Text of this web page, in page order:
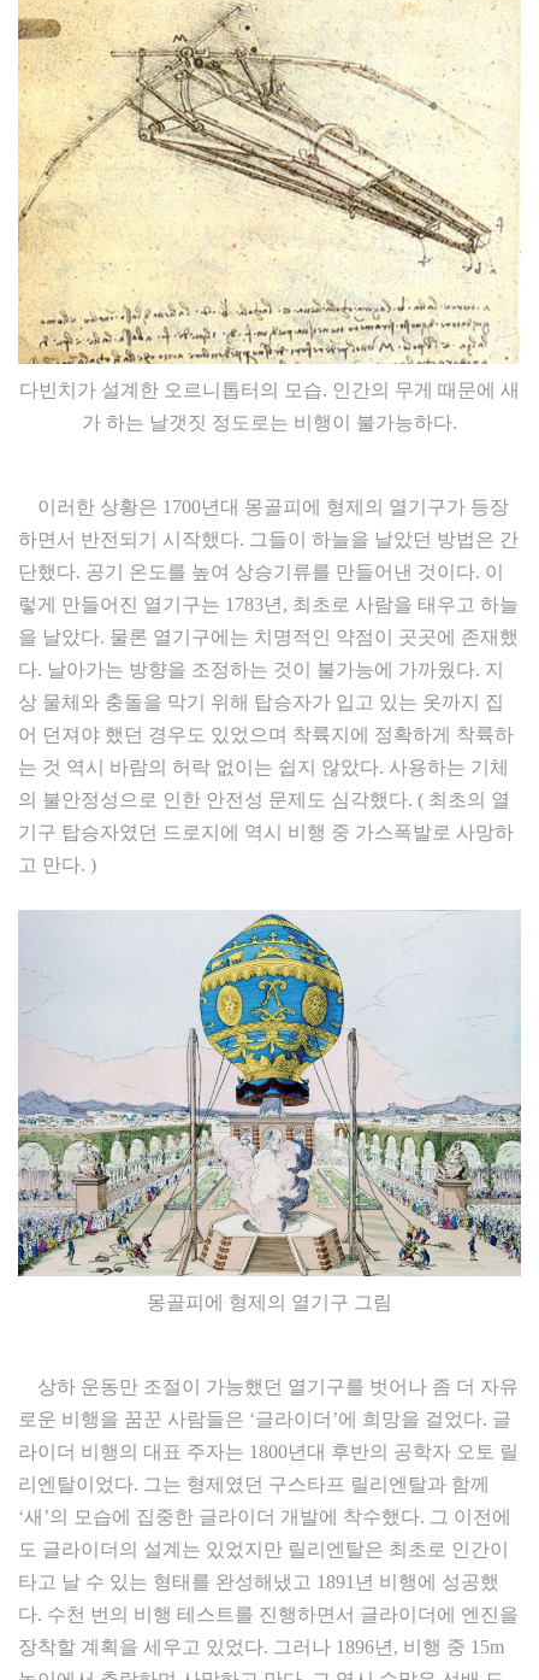
다빈치가 설계한 오르니톱터의 모습. 인간의 무게 때문에 새
가 하는 날갯짓 정도로는 비행이 불가능하다.
이러한 상황은 1700년대 몽골피에 형제의 열기구가 등장
하면서 반전되기 시작했다. 그들이 하늘을 날았던 방법은 간
단했다. 공기 온도를 높여 상승기류를 만들어낸 것이다. 이
렇게 만들어진 열기구는 1783년, 최초로 사람을 태우고 하늘
을 날았다. 물론 열기구에는 치명적인 약점이 곳곳에 존재했
다. 날아가는 방향을 조정하는 것이 불가능에 가까웠다. 지
상 물체와 충돌을 막기 위해 탑승자가 입고 있는 옷까지 집
어 던져야 했던 경우도 있었으며 착륙지에 정확하게 착륙하
는 것 역시 바람의 허락 없이는 쉽지 않았다. 사용하는 기체
의 불안정성으로 인한 안전성 문제도 심각했다. ( 최초의 열
기구 탑승자였던 드로지에 역시 비행 중 가스폭발로 사망하
고 만다. )
몽골피에 형제의 열기구 그림
상하 운동만 조절이 가능했던 열기구를 벗어나 좀 더 자유
로운 비행을 꿈꾼 사람들은 ‘글라이더’에 희망을 걸었다. 글
라이더 비행의 대표 주자는 1800년대 후반의 공학자 오토 릴
리엔탈이었다. 그는 형제였던 구스타프 릴리엔탈과 함께
‘새’의 모습에 집중한 글라이더 개발에 착수했다. 그 이전에
도 글라이더의 설계는 있었지만 릴리엔탈은 최초로 인간이
타고 날 수 있는 형태를 완성해냈고 1891년 비행에 성공했
다. 수천 번의 비행 테스트를 진행하면서 글라이더에 엔진을
장착할 계획을 세우고 있었다. 그러나 1896년, 비행 중 15m